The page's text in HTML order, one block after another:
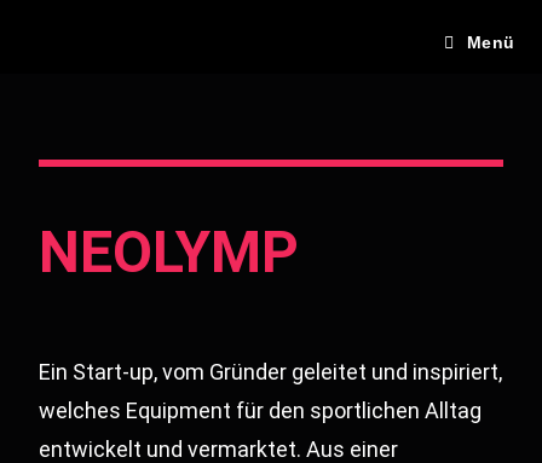
Menü
NEOLYMP
Ein Start-up, vom Gründer geleitet und inspiriert,
welches Equipment für den sportlichen Alltag
entwickelt und vermarktet. Aus einer